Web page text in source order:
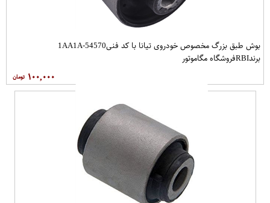
بوش طبق بزرگ مخصوص خودروی تیانا با کد فنی54570-1AA1A
برندRBIفروشگاه مگاموتور
۱۰۰,۰۰۰